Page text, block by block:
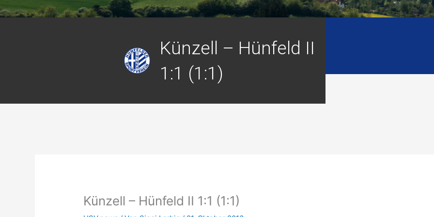
Künzell – Hünfeld II
1:1 (1:1)
Künzell – Hünfeld II 1:1 (1:1)